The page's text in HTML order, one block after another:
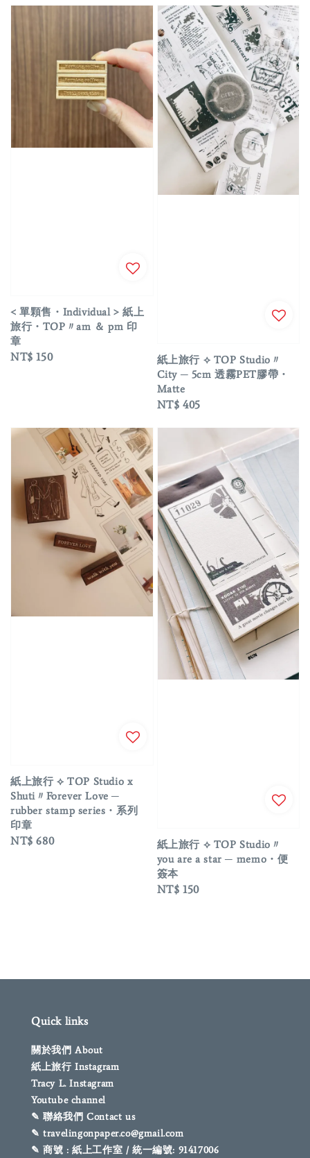
< 單顆售・Individual > 紙上
旅行・TOP〃am ＆ pm 印
章
Regular
NT$ 150
紙上旅行 ⟡ TOP Studio〃
City ─ 5cm 透霧PET膠帶・
Matte
Regular
NT$ 405
紙上旅行 ⟡ TOP Studio x
Shuti〃Forever Love ─
rubber stamp series・系列
印章
Regular
NT$ 680
紙上旅行 ⟡ TOP Studio〃
you are a star ─ memo・便
簽本
Regular
NT$ 150
Quick links
關於我們 About
紙上旅行 Instagram
Tracy L. Instagram
Youtube channel
✎ 聯絡我們 Contact us
✎ travelingonpaper.co@gmail.com
✎ 商號 : 紙上工作室 / 統一編號: 91417006